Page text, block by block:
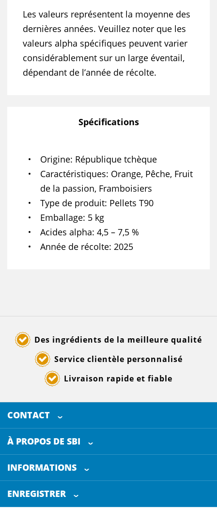
Les valeurs représentent la moyenne des
dernières années. Veuillez noter que les
valeurs alpha spécifiques peuvent varier
considérablement sur un large éventail,
dépendant de l’année de récolte.
Spécifications
Origine République tchèque
Caractéristiques Orange, Pêche, Fruit
de la passion, Framboisiers
Type de produit Pellets T90
Emballage 5 kg
Acides alpha 4,5 – 7,5 %
Année de récolte 2025
Des ingrédients de la meilleure qualité
Service clientèle personnalisé
Livraison rapide et fiable
CONTACT
SELECTED BREWING INGREDIENTS
Doornhoek 3880
5465 TBVeghel
Les Pays-Bas
info@sbi4beer.com
À PROPOS DE SBI
INFORMATIONS
Service clientèle
Certification
ENREGISTRER